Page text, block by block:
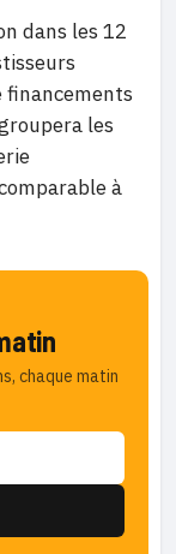
dans les 12
financements
les
à
chaque matin